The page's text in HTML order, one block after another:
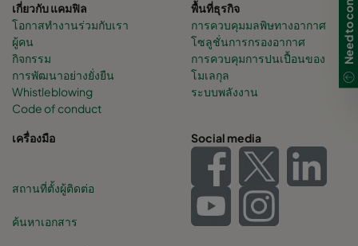
เกี่ยวกับ แคมฟิล
โอกาสทำงานร่วมกับเรา
ผู้คน
กิจกรรม
การพัฒนาอย่างยั่งยืน
Whistleblowing
Code of conduct
พื้นที่ธุรกิจ
การควบคุมมลพิษทางอากาศ
โซลูชั่นการกรองอากาศ
การควบคุมการปนเปื้อนของ
โมเลกุล
ระบบพลังงาน
เครื่องมือ
สถานที่ตั้งผู้ติดต่อ
ค้นหาเอกสาร
Social media